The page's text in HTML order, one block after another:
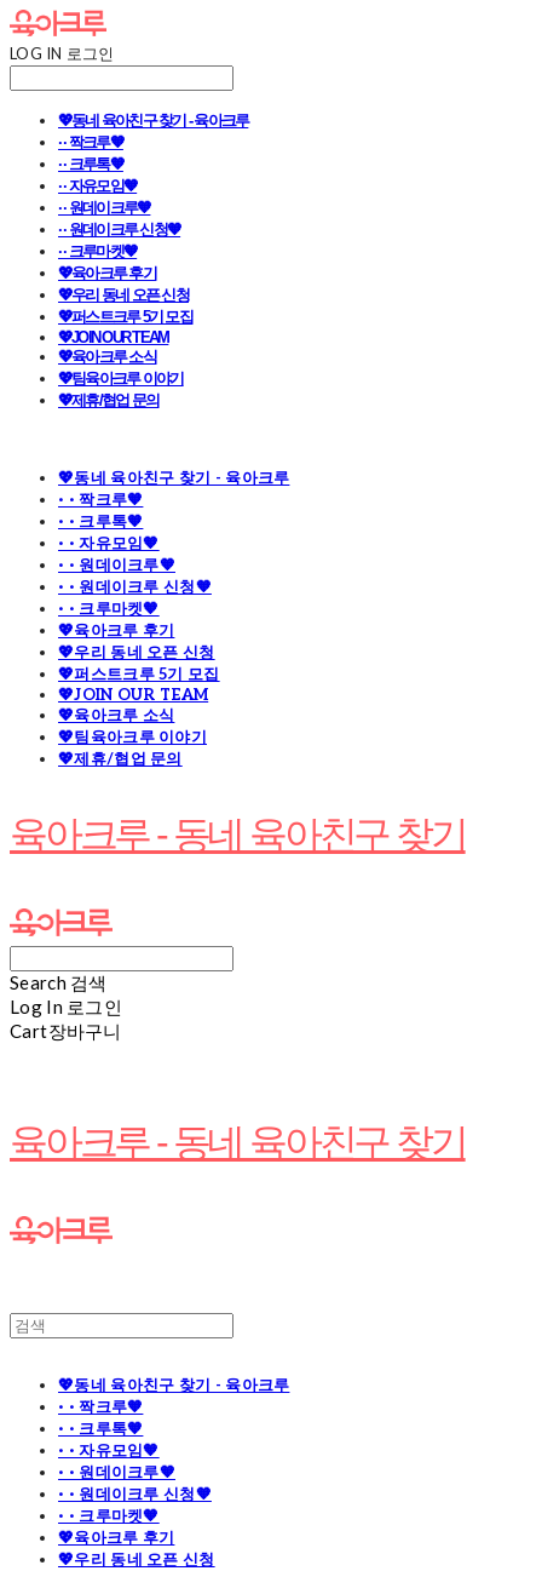
LOG IN 로그인
💖동네 육아친구 찾기 - 육아크루
· · 짝크루🧡
· · 크루톡🧡
· · 자유모임🧡
· · 원데이크루🧡
· · 원데이크루 신청🧡
· · 크루마켓🧡
💖육아크루 후기
💖우리 동네 오픈 신청
💖퍼스트크루 5기 모집
💖JOIN OUR TEAM
💖육아크루 소식
💖팀육아크루 이야기
💖제휴/협업 문의
💖동네 육아친구 찾기 - 육아크루
· · 짝크루🧡
· · 크루톡🧡
· · 자유모임🧡
· · 원데이크루🧡
· · 원데이크루 신청🧡
· · 크루마켓🧡
💖육아크루 후기
💖우리 동네 오픈 신청
💖퍼스트크루 5기 모집
💖JOIN OUR TEAM
💖육아크루 소식
💖팀육아크루 이야기
💖제휴/협업 문의
육아크루 - 동네 육아친구 찾기
Search 검색
Log In 로그인
Cart장바구니
육아크루 - 동네 육아친구 찾기
💖동네 육아친구 찾기 - 육아크루
· · 짝크루🧡
· · 크루톡🧡
· · 자유모임🧡
· · 원데이크루🧡
· · 원데이크루 신청🧡
· · 크루마켓🧡
💖육아크루 후기
💖우리 동네 오픈 신청